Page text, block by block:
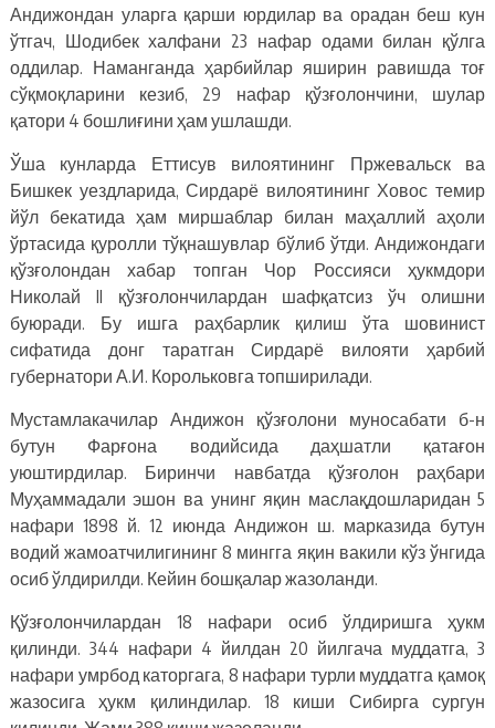
Андижондан уларга қарши юрдилар ва орадан беш кун
ўтгач, Шодибек халфани 23 нафар одами билан қўлга
оддилар. Наманганда ҳарбийлар яширин равишда тоғ
сўқмоқларини кезиб, 29 нафар қўзғолончини, шулар
қатори 4 бошлиғини ҳам ушлашди.
Ўша кунларда Еттисув вилоятининг Пржевальск ва
Бишкек уездларида, Сирдарё вилоятининг Ховос темир
йўл бекатида ҳам миршаблар билан маҳаллий аҳоли
ўртасида қуролли тўқнашувлар бўлиб ўтди. Андижондаги
қўзғолондан хабар топган Чор Россияси ҳукмдори
Николай II қўзғолончилардан шафқатсиз ўч олишни
буюради. Бу ишга раҳбарлик қилиш ўта шовинист
сифатида донг таратган Сирдарё вилояти ҳарбий
губернатори А.И. Корольковга топширилади.
Мустамлакачилар Андижон қўзғолони муносабати б-н
бутун Фарғона водийсида даҳшатли қатағон
уюштирдилар. Биринчи навбатда қўзғолон раҳбари
Муҳаммадали эшон ва унинг яқин маслақдошларидан 5
нафари 1898 й. 12 июнда Андижон ш. марказида бутун
водий жамоатчилигининг 8 мингга яқин вакили кўз ўнгида
осиб ўлдирилди. Кейин бошқалар жазоланди.
Қўзғолончилардан 18 нафари осиб ўлдиришга ҳукм
қилинди. 344 нафари 4 йилдан 20 йилгача муддатга, 3
нафари умрбод каторгага, 8 нафари турли муддатга қамоқ
жазосига ҳукм қилиндилар. 18 киши Сибирга сургун